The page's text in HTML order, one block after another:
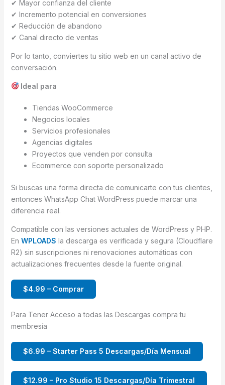
✔ Mayor confianza del cliente
✔ Incremento potencial en conversiones
✔ Reducción de abandono
✔ Canal directo de ventas
Por lo tanto, conviertes tu sitio web en un canal activo de
conversación.
Ideal para
Tiendas WooCommerce
Negocios locales
Servicios profesionales
Agencias digitales
Proyectos que venden por consulta
Ecommerce con soporte personalizado
Si buscas una forma directa de comunicarte con tus clientes,
entonces WhatsApp Chat WordPress puede marcar una
diferencia real.
Compatible con las versiones actuales de WordPress y PHP.
En WPLOADS la descarga es verificada y segura (Cloudflare
R2) sin suscripciones ni renovaciones automáticas con
actualizaciones frecuentes desde la fuente original.
$4.99 – Comprar
Para Tener Acceso a todas las Descargas compra tu
membresía
$6.99 – Starter Pass 5 Descargas/Día Mensual
$12.99 – Pro Studio 15 Descargas/Día Trimestral